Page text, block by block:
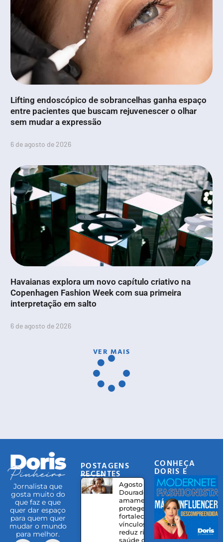
Lifting endoscópico de sobrancelhas ganha espaço
entre pacientes que buscam rejuvenescer o olhar
sem mudar a expressão
6 de agosto de 2026
Havaianas explora um novo capítulo criativo na
Copenhagen Fashion Week com sua primeira
interpretação em salto
6 de agosto de 2026
VER MAIS
Jornalista que
gosta muito do
que faz e que
quer dar espaço
para quem quer
mudar o mundo
para melhor.
POSTAGENS
RECENTES
Agosto
Dourado:
amamentação
protege,
fortalece
vínculos e
reduz riscos à
saúde da mãe
CONHEÇA
DORIS E
EQUIPE